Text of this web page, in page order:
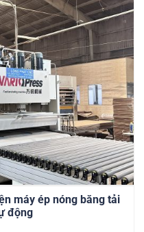
máy ép nóng băng tải
động